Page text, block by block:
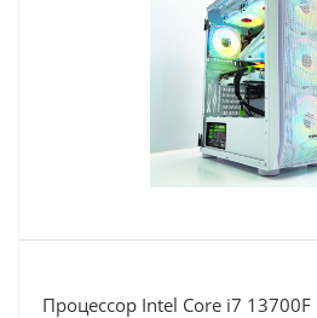
Процессор Intel Core i7